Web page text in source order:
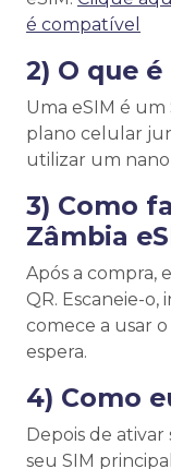
é compatível
2) O que
Uma eSIM é
plano celular
utilizar um
3) Como
Zâmbia
Após a compra,
QR. Escaneie-o,
comece a usar
espera.
4) Como
Depois de
seu SIM